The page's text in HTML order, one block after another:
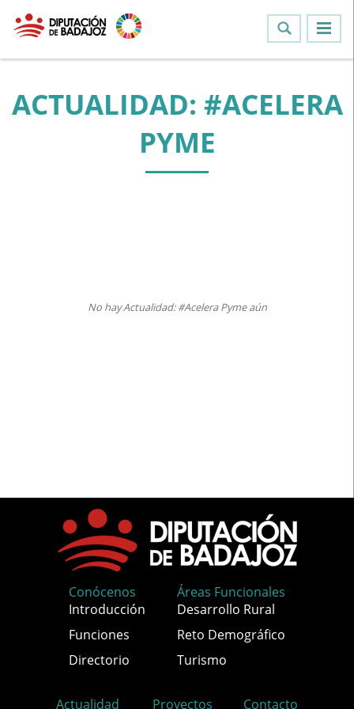
ACTUALIDAD: #ACELERA
PYME
No hay Actualidad: #Acelera Pyme aún
Conócenos
Introducción
Funciones
Directorio
Áreas Funcionales
Desarrollo Rural
Reto Demográfico
Turismo
Actualidad Proyectos Contacto